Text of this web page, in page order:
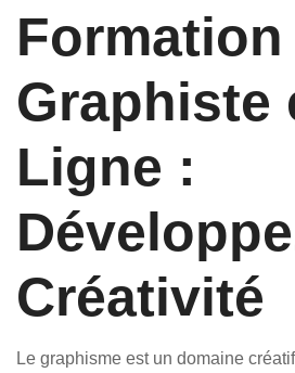
Formation
Graphiste
Ligne :
Créativité
Le graphisme est un domaine